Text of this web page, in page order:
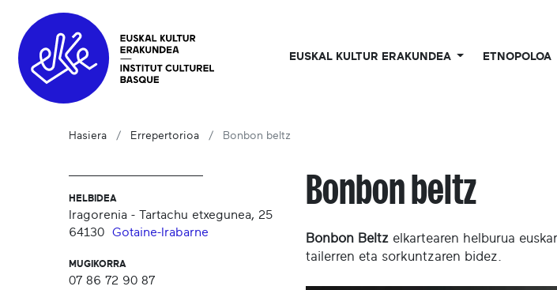
EUSKAL KULTUR ERAKUNDEA ETNOPOLOA
Hasiera Errepertorioa Bonbon beltz
HELBIDEA
Iragorenia - Tartachu etxegunea, 25
64130
Gotaine-Irabarne
MUGIKORRA
07 86 72 90 87
Bonbon beltz
Bonbon Beltz elkartearen helburua
tailerren eta sorkuntzaren bidez.